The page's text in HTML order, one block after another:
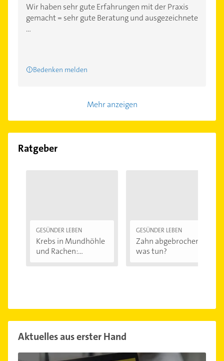
Wir haben sehr gute Erfahrungen mit der Praxis
gemacht = sehr gute Beratung und ausgezeichnete
...
Bedenken melden
Mehr anzeigen
Ratgeber
GESÜNDER LEBEN
Krebs in Mundhöhle
und Rachen:...
GESÜNDER LEBEN
Zahn abgebrochen -
was tun?
Aktuelles aus erster Hand